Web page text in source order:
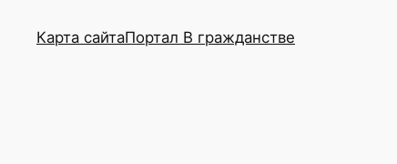
Карта сайтаПортал В гражданстве